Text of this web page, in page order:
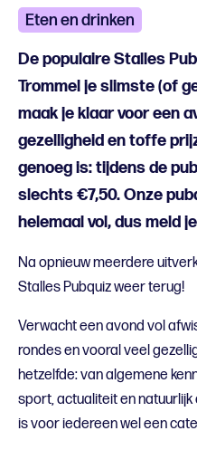
Eten en drinken
De populaire Stalles
Trommel je slimste (of
maak je klaar voor een
gezelligheid en toffe
genoeg is: tijdens de
slechts €7,50. Onze
helemaal vol, dus meld
Na opnieuw meerdere
Stalles Pubquiz weer terug!
Verwacht een avond vol
rondes en vooral veel
hetzelfde: van algemene
sport, actualiteit en
is voor iedereen wel een